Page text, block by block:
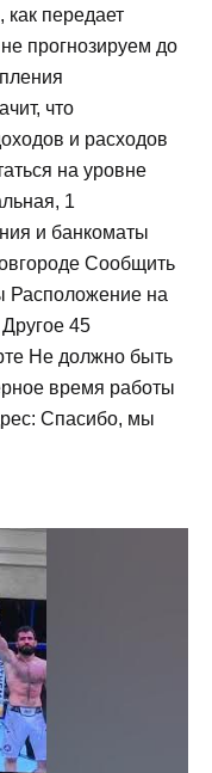
передает
прогнозируем до
что
и расходов
на уровне
1
и банкоматы
Сообщить
Расположение на
45
Не должно быть
время работы
Спасибо, мы